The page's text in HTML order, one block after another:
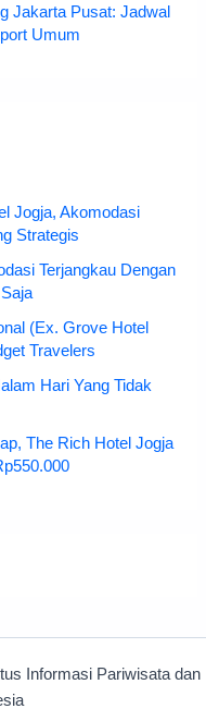
Jakarta Pusat: Jadwal
Umum
Jogja, Akomodasi
Strategis
Terjangkau Dengan
(Ex. Grove Hotel
Travelers
Hari Yang Tidak
The Rich Hotel Jogja
Informasi Pariwisata dan